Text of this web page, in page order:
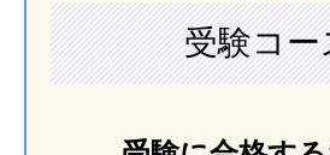
受験コー